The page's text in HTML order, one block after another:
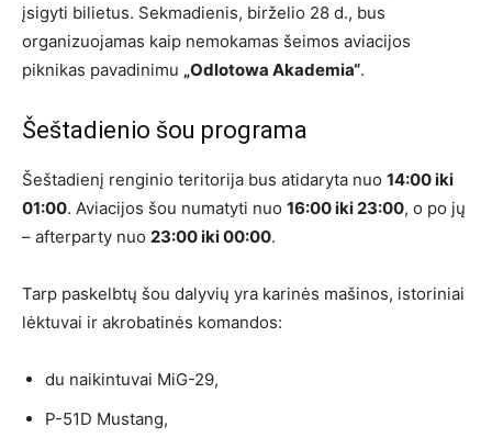
įsigyti bilietus. Sekmadienis, birželio 28 d., bus
organizuojamas kaip nemokamas šeimos aviacijos
piknikas pavadinimu „Odlotowa Akademia“.
Šeštadienio šou programa
Šeštadienį renginio teritorija bus atidaryta nuo 14:00 iki
01:00. Aviacijos šou numatyti nuo 16:00 iki 23:00, o po jų
– afterparty nuo 23:00 iki 00:00.
Tarp paskelbtų šou dalyvių yra karinės mašinos, istoriniai
lėktuvai ir akrobatinės komandos:
du naikintuvai MiG-29,
P-51D Mustang,